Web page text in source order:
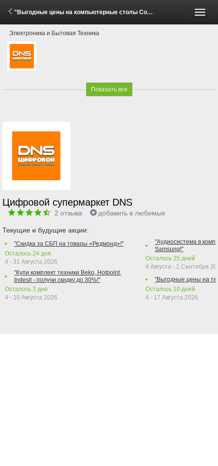
"Выгодные цены на компьютерные столы Cougar!" (29 Мая - 15 Июня 2026)
Электроника и Бытовая Техника
Показать все
Цифровой супермаркет DNS
2 отзыва добавить в любимые
Текущие и будущие акции:
"Скидка за СБП на товары «Редмонд»!"
Осталось 24 дня
4 - 31 Августа 2026
"Купи комплект техники Beko, Hotpoint,
Indesit - получи скидку до 30%!"
Осталось 3 дня
4 - 10 Августа 2026
"Аудиосистема в
Samsung!"
Осталось 25 дней
4 Августа - 1 Сентября
"Выгодные цены на
Осталось 10 дней
4 - 17 Августа 2026